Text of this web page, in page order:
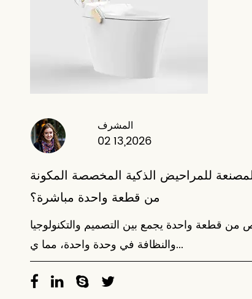
المشرف
02 13,2026
للمراحيض الذكية المخصصة المكونة
من قطعة واحدة مباشرة؟
قطعة واحدة يجمع بين التصميم والتكنولوجيا
والنظافة في وحدة واحدة، مما ي...